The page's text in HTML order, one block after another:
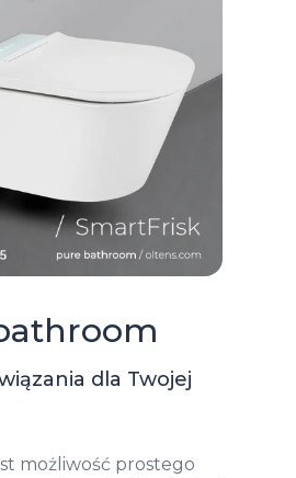
dla Twojej
możliwość prostego